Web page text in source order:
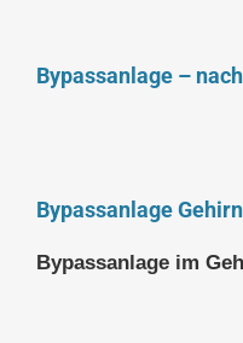
Bypassanlage –
Bypassanlage
Bypassanlage im